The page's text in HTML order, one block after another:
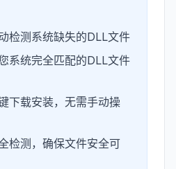
检测系统缺失的DLL文件
系统完全匹配的DLL文件
下载安装，无需手动操
检测，确保文件安全可